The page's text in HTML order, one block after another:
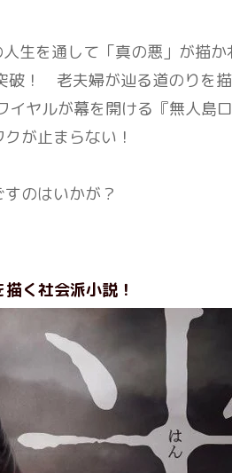
生を通して「真の悪」が描か
破！ 老夫婦が辿る道のりを
ヤルが幕を開ける『無人島
が止まらない！
のはいかが？
く社会派小説！